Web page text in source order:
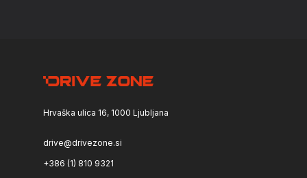
Hrvaška ulica 16, 1000 Ljubljana
drive@drivezone.si
+386 (1) 810 9321